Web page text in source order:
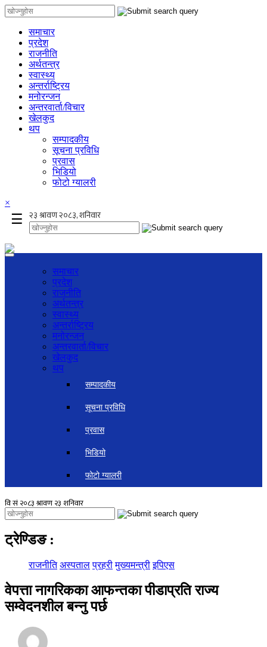
समाचार
प्रदेश
राजनीति
अर्थतन्त्र
स्वास्थ्य
अन्तर्राष्ट्रिय
मनोरन्जन
अन्तरवार्ता/विचार
खेलकुद
थप
सम्पादकीय
सूचना प्रविधि
प्रवास
भिडियो
फोटो ग्यालरी
×
☰
समाचार
प्रदेश
राजनीति
अर्थतन्त्र
स्वास्थ्य
अन्तर्राष्ट्रिय
मनोरन्जन
अन्तरवार्ता/विचार
खेलकुद
थप
सम्पादकीय
सूचना प्रविधि
प्रवास
भिडियो
फोटो ग्यालरी
ट्रेण्डिङ :
राजनीति अस्पताल प्रहरी मुख्यमन्त्री इपिएस
वेपत्ता नागरिकका आफन्तका पीडाप्रति राज्य
सम्वेदनशील बन्नु पर्छ